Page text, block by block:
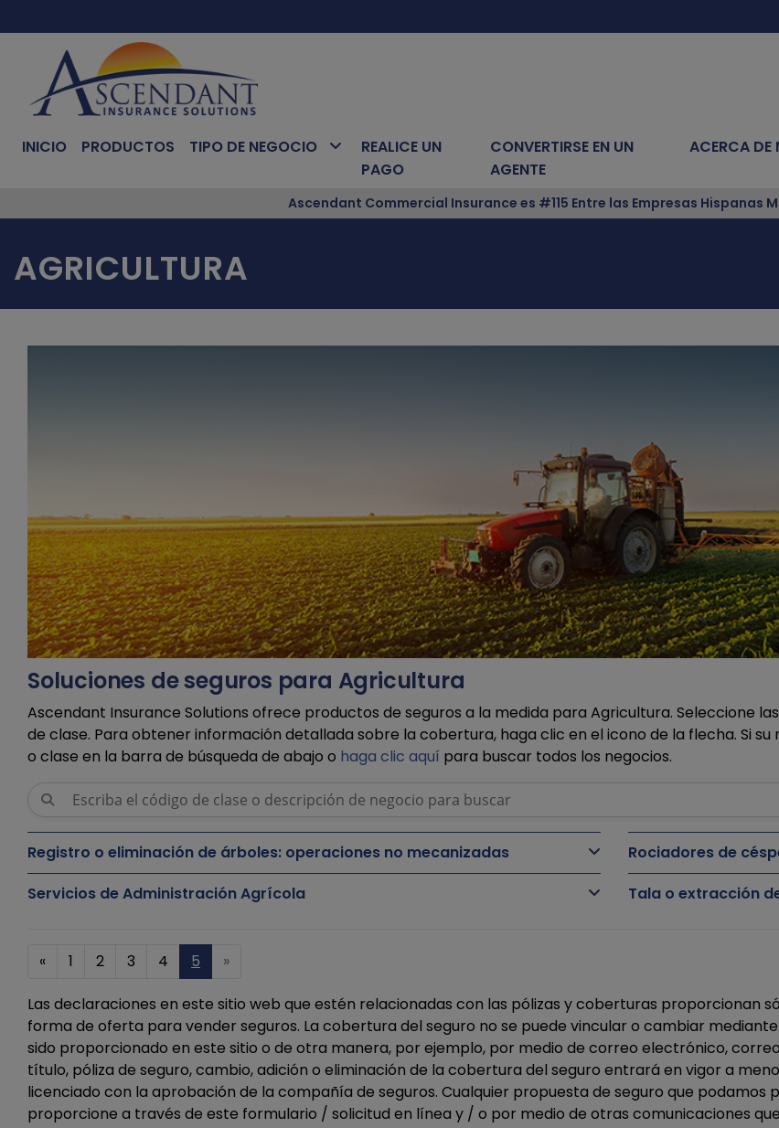
INICIO PRODUCTOS TIPO DE NEGOCIO
REALICE UN
PAGO
CONVERTIRSE EN UN
AGENTE
ACERCA DE
Ascendant Commercial Insurance es #115 Entre las Empresas Hispanas
AGRICULTURA
Soluciones de seguros para Agricultura
Ascendant Insurance Solutions ofrece productos de seguros a la medida para Agricultura. Seleccione
de clase. Para obtener información detallada sobre la cobertura, haga clic en el icono de la flecha. Si
o clase en la barra de búsqueda de abajo o haga clic aquí para buscar todos los negocios.
Registro o eliminación de árboles: operaciones no mecanizadas
Rociadores de
Servicios de Administración Agrícola
Tala o extracción
« 1 2 3 4 5 »
Las declaraciones en este sitio web que estén relacionadas con las pólizas y coberturas proporcionan
forma de oferta para vender seguros. La cobertura del seguro no se puede vincular o cambiar
sido proporcionado en este sitio o de otra manera, por ejemplo, por medio de correo electrónico,
título, póliza de seguro, cambio, adición o eliminación de la cobertura del seguro entrará en vigor a
licenciado con la aprobación de la compañía de seguros. Cualquier propuesta de seguro que
proporcione a través de este formulario / solicitud en línea y / o por medio de otras comunicaciones